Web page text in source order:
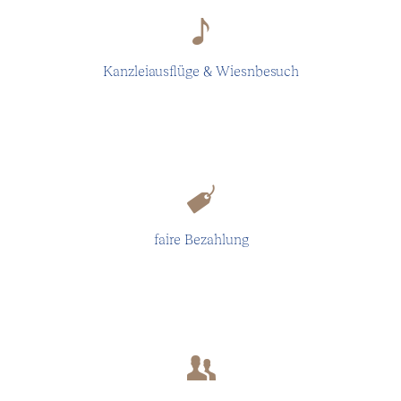
Kanzleiausflüge & Wiesnbesuch
faire Bezahlung
Nicht jeden motiviert Geld, aber jeder braucht
Wir halten zusammen und unterstützen uns